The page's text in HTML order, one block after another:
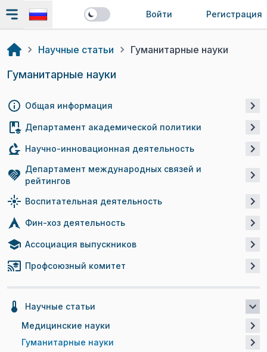
Войти Регистрация
Общая информация
Департамент академической политики
Научно-инновационная деятельность
Департамент международных связей и
рейтингов
Воспитательная деятельность
Фин-хоз деятельность
Ассоциация выпускников
Профсоюзный комитет
Научные статьи
Медицинские науки
Гуманитарные науки
Научные статьи Гуманитарные науки
Гуманитарные науки